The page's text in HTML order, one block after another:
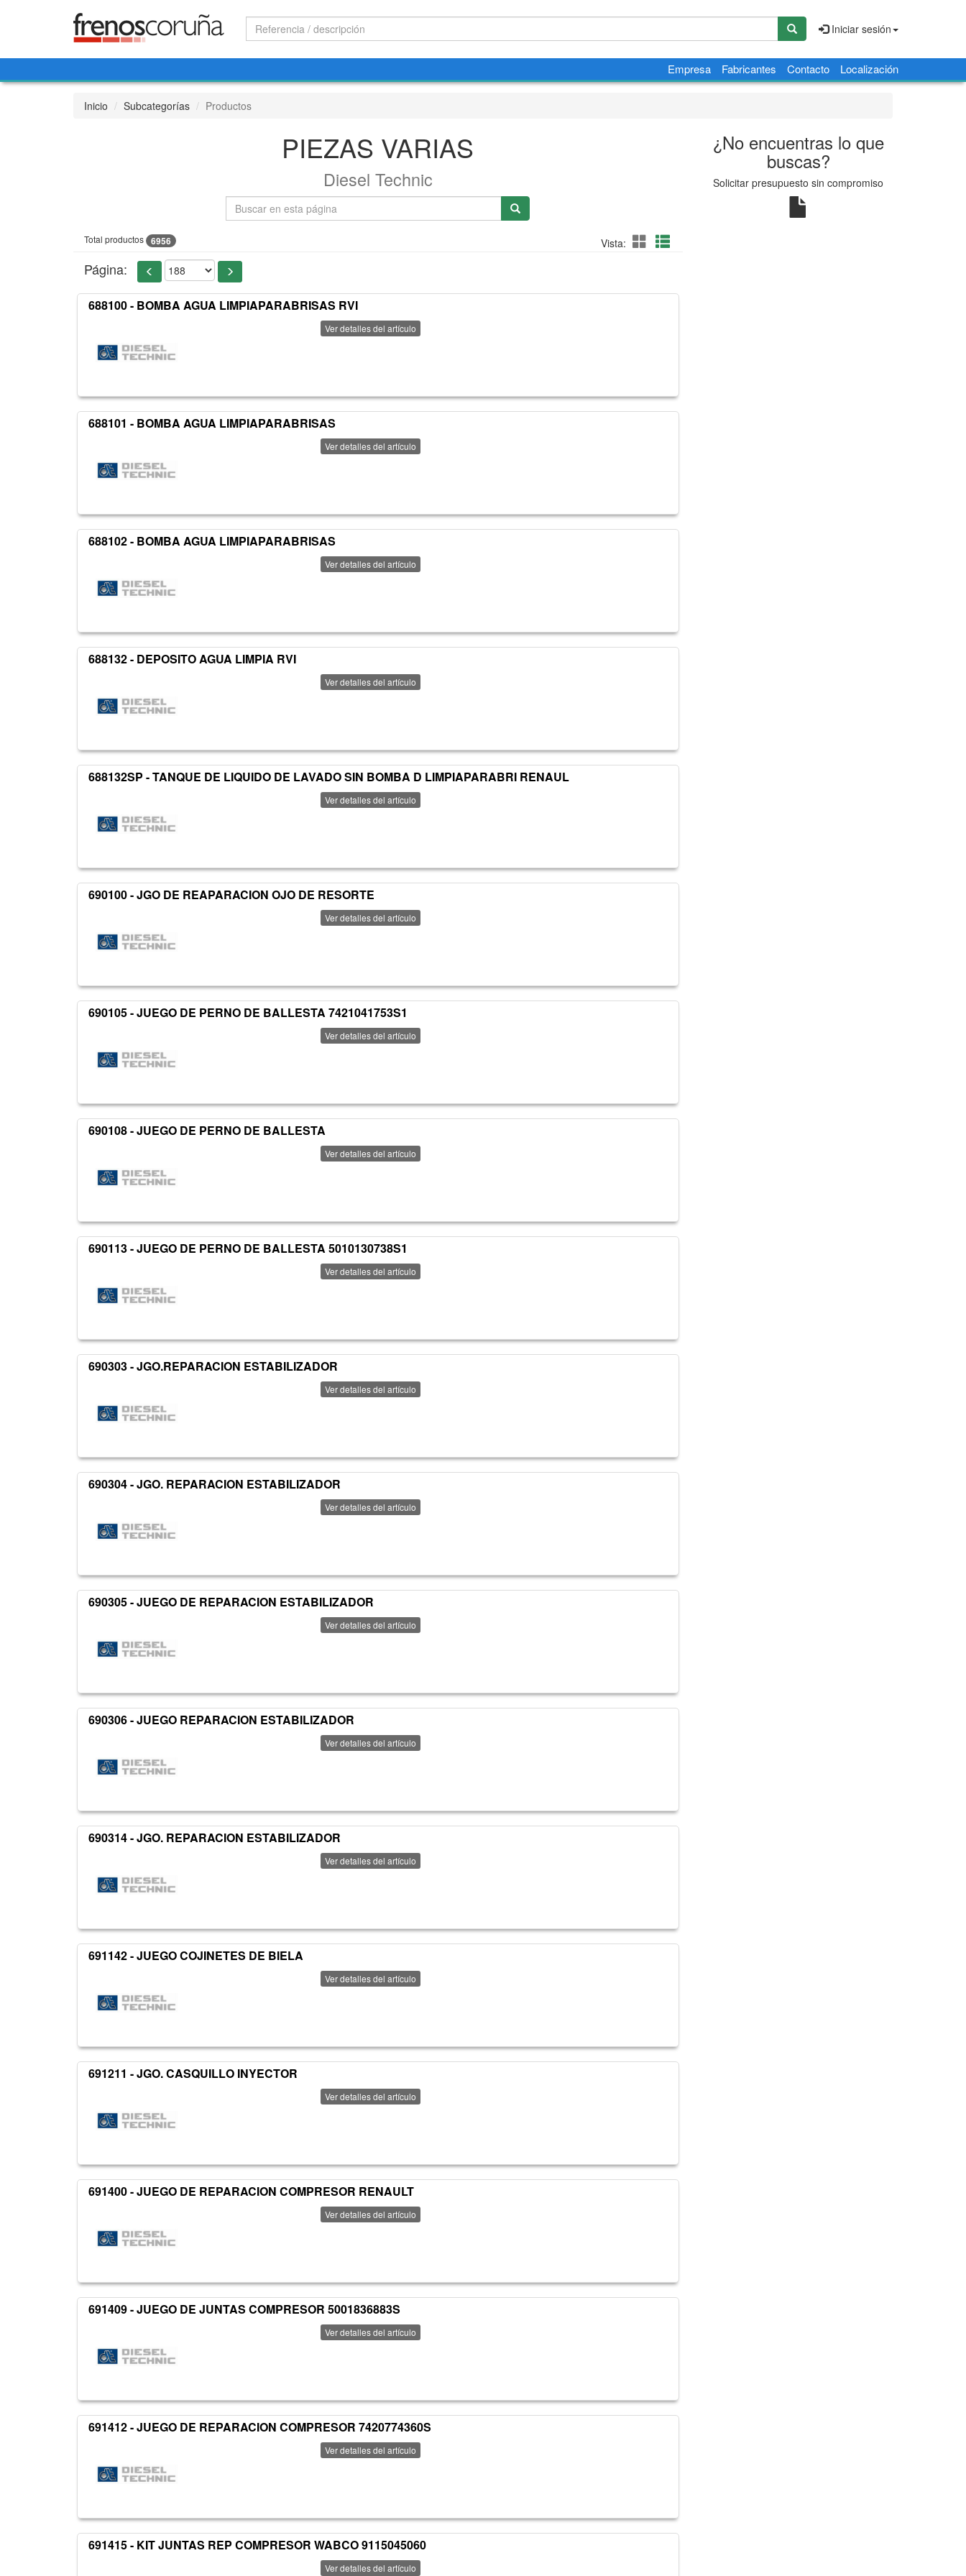
Iniciar sesión
Empresa Fabricantes Contacto Localización
Inicio Subcategorías Productos
PIEZAS VARIAS
Diesel Technic
Total productos 6956 Vista:
Página:
688100 - BOMBA AGUA LIMPIAPARABRISAS RVI
Ver detalles del artículo
688101 - BOMBA AGUA LIMPIAPARABRISAS
Ver detalles del artículo
688102 - BOMBA AGUA LIMPIAPARABRISAS
Ver detalles del artículo
688132 - DEPOSITO AGUA LIMPIA RVI
Ver detalles del artículo
688132SP - TANQUE DE LIQUIDO DE LAVADO SIN BOMBA D LIMPIAPARABRI RENAUL
Ver detalles del artículo
690100 - JGO DE REAPARACION OJO DE RESORTE
Ver detalles del artículo
690105 - JUEGO DE PERNO DE BALLESTA 7421041753S1
Ver detalles del artículo
690108 - JUEGO DE PERNO DE BALLESTA
Ver detalles del artículo
690113 - JUEGO DE PERNO DE BALLESTA 5010130738S1
Ver detalles del artículo
690303 - JGO.REPARACION ESTABILIZADOR
Ver detalles del artículo
690304 - JGO. REPARACION ESTABILIZADOR
Ver detalles del artículo
690305 - JUEGO DE REPARACION ESTABILIZADOR
Ver detalles del artículo
690306 - JUEGO REPARACION ESTABILIZADOR
Ver detalles del artículo
690314 - JGO. REPARACION ESTABILIZADOR
Ver detalles del artículo
691142 - JUEGO COJINETES DE BIELA
Ver detalles del artículo
691211 - JGO. CASQUILLO INYECTOR
Ver detalles del artículo
691400 - JUEGO DE REPARACION COMPRESOR RENAULT
Ver detalles del artículo
691409 - JUEGO DE JUNTAS COMPRESOR 5001836883S
Ver detalles del artículo
691412 - JUEGO DE REPARACION COMPRESOR 7420774360S
Ver detalles del artículo
691415 - KIT JUNTAS REP COMPRESOR WABCO 9115045060
Ver detalles del artículo
¿No encuentras lo que
buscas?
Solicitar presupuesto sin compromiso